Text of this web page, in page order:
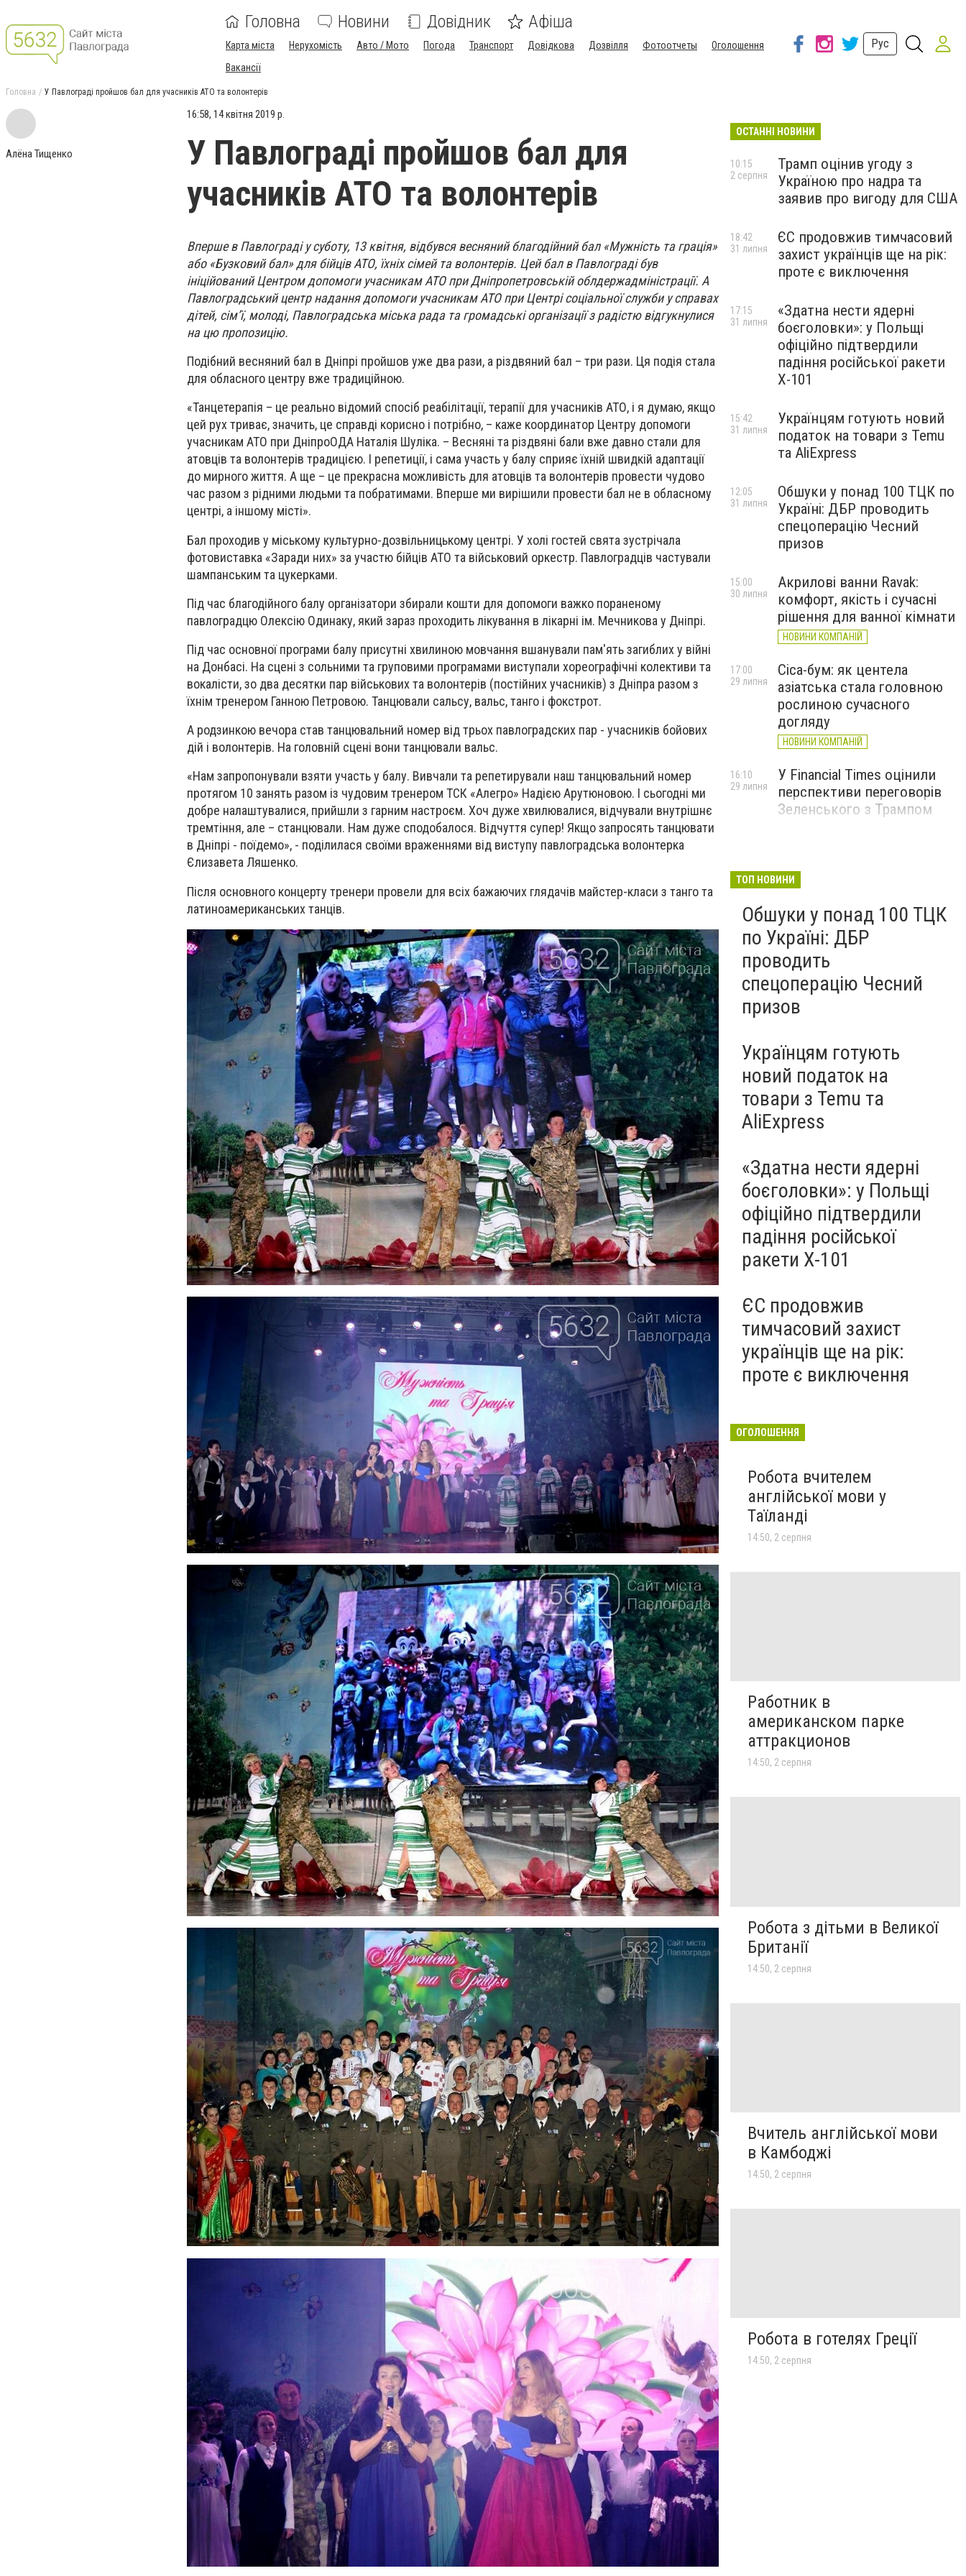
Головна Новини Довідник Афіша
Карта міста Нерухомість Авто / Мото Погода Транспорт Довідкова Дозвілля Фотоотчеты
Оголошення
Вакансії
Рус
Головна У Павлограді пройшов бал для учасників АТО та волонтерів
Алёна Тищенко
16:58, 14 квітня 2019 р.
У Павлограді пройшов бал для
учасників АТО та волонтерів
Вперше в Павлограді у суботу, 13 квітня, відбувся весняний благодійний бал «Мужність та грація»
або «Бузковий бал» для бійців АТО, їхніх сімей та волонтерів. Цей бал в Павлограді був
ініційований Центром допомоги учасникам АТО при Дніпропетровській облдержадміністрації. А
Павлоградський центр надання допомоги учасникам АТО при Центрі соціальної служби у справах
дітей, сім’ї, молоді, Павлоградська міська рада та громадські організації з радістю відгукнулися
на цю пропозицію.
Подібний весняний бал в Дніпрі пройшов уже два рази, а різдвяний бал – три рази. Ця подія стала
для обласного центру вже традиційною.
«Танцетерапія – це реально відомий спосіб реабілітації, терапії для учасників АТО, і я думаю, якщо
цей рух триває, значить, це справді корисно і потрібно, – каже координатор Центру допомоги
учасникам АТО при ДніпроОДА Наталія Шуліка. – Весняні та різдвяні бали вже давно стали для
атовців та волонтерів традицією. І репетиції, і сама участь у балу сприяє їхній швидкій адаптації
до мирного життя. А ще – це прекрасна можливість для атовців та волонтерів провести чудово
час разом з рідними людьми та побратимами. Вперше ми вирішили провести бал не в обласному
центрі, а іншому місті».
Бал проходив у міському культурно-дозвільницькому центрі. У холі гостей свята зустрічала
фотовиставка «Заради них» за участю бійців АТО та військовий оркестр. Павлоградців частували
шампанським та цукерками.
Під час благодійного балу організатори збирали кошти для допомоги важко пораненому
павлоградцю Олексію Одинаку, який зараз проходить лікування в лікарні ім. Мечникова у Дніпрі.
Під час основної програми балу присутні хвилиною мовчання вшанували пам'ять загиблих у війні
на Донбасі. На сцені з сольними та груповими програмами виступали хореографічні колективи та
вокалісти, зо два десятки пар військових та волонтерів (постійних учасників) з Дніпра разом з
їхнім тренером Ганною Петровою. Танцювали сальсу, вальс, танго і фокстрот.
А родзинкою вечора став танцювальний номер від трьох павлоградских пар - учасників бойових
дій і волонтерів. На головній сцені вони танцювали вальс.
«Нам запропонували взяти участь у балу. Вивчали та репетирували наш танцювальний номер
протягом 10 занять разом із чудовим тренером ТСК «Алегро» Надією Арутюновою. І сьогодні ми
добре налаштувалися, прийшли з гарним настроєм. Хоч дуже хвилювалися, відчували внутрішнє
тремтіння, але – станцювали. Нам дуже сподобалося. Відчуття супер! Якщо запросять танцювати
в Дніпрі - поїдемо», - поділилася своїми враженнями від виступу павлоградська волонтерка
Єлизавета Ляшенко.
Після основного концерту тренери провели для всіх бажаючих глядачів майстер-класи з танго та
латиноамериканських танців.
ОСТАННІ НОВИНИ
Трамп оцінив угоду з
Україною про надра та
заявив про вигоду для США
10:15
2 серпня
ЄС продовжив тимчасовий
захист українців ще на рік:
проте є виключення
18:42
31 липня
«Здатна нести ядерні
боєголовки»: у Польщі
офіційно підтвердили
падіння російської ракети
Х-101
17:15
31 липня
Українцям готують новий
податок на товари з Temu
та AliExpress
15:42
31 липня
Обшуки у понад 100 ТЦК по
Україні: ДБР проводить
спецоперацію Чесний
призов
12:05
31 липня
Акрилові ванни Ravak:
комфорт, якість і сучасні
рішення для ванної кімнати
НОВИНИ КОМПАНІЙ
15:00
30 липня
Cica-бум: як центела
азіатська стала головною
рослиною сучасного
догляду
НОВИНИ КОМПАНІЙ
17:00
29 липня
У Financial Times оцінили
перспективи переговорів
Зеленського з Трампом
16:10
29 липня
ТОП НОВИНИ
Обшуки у понад 100 ТЦК
по Україні: ДБР
проводить
спецоперацію Чесний
призов
Українцям готують
новий податок на
товари з Temu та
AliExpress
«Здатна нести ядерні
боєголовки»: у Польщі
офіційно підтвердили
падіння російської
ракети Х-101
ЄС продовжив
тимчасовий захист
українців ще на рік:
проте є виключення
ОГОЛОШЕННЯ
Робота вчителем
англійської мови у
Таїланді
14:50, 2 серпня
Работник в
американском парке
аттракционов
14:50, 2 серпня
Робота з дітьми в Великої
Британії
14:50, 2 серпня
Вчитель англійської мови
в Камбоджі
14:50, 2 серпня
Робота в готелях Греції
14:50, 2 серпня